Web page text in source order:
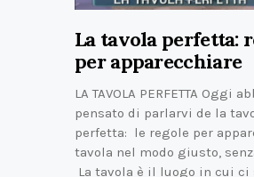
La tavola perfetta:
per apparecchiare
LA TAVOLA PERFETTA Oggi
pensato di parlarvi de la
perfetta: le regole per
tavola nel modo giusto,
La tavola è il luogo in cui